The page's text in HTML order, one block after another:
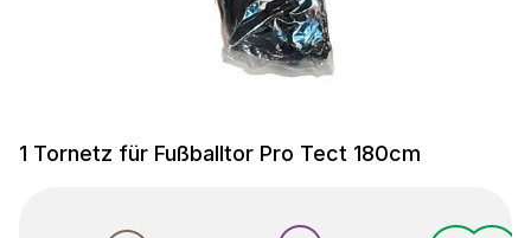
1 Tornetz für Fußballtor Pro Tect 180cm